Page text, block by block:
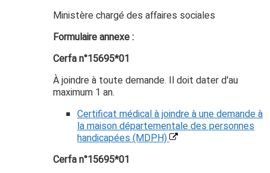
Ministère chargé des affaires sociales
Formulaire annexe :
Cerfa n°15695*01
À joindre à toute demande. Il doit dater d'au
maximum 1 an.
Certificat médical à joindre à une demande à
la maison départementale des personnes
handicapées (MDPH)
Cerfa n°15695*01